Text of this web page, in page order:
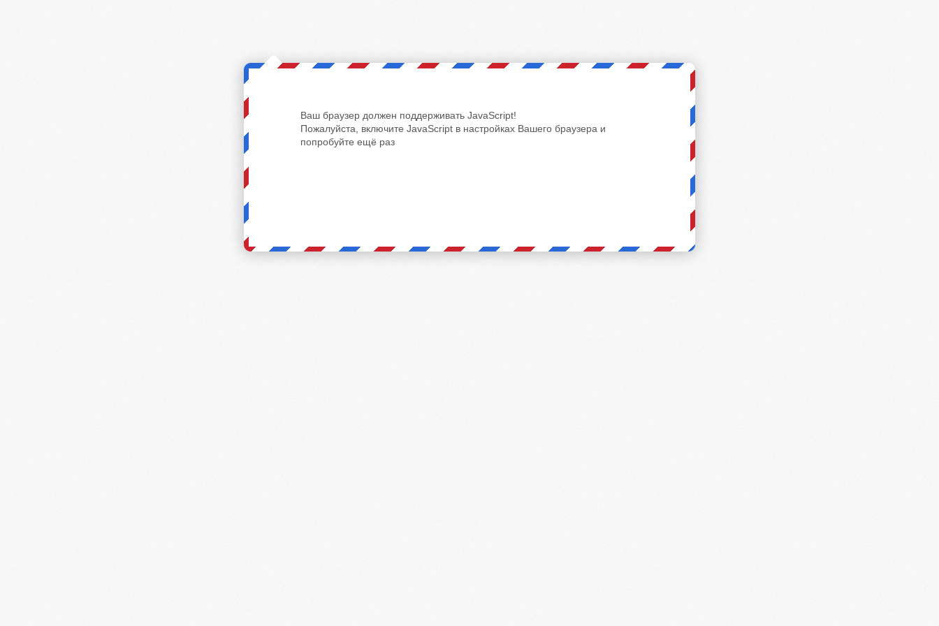
Ваш браузер должен поддерживать JavaScript!
Пожалуйста, включите JavaScript в настройках Вашего браузера и
попробуйте ещё раз